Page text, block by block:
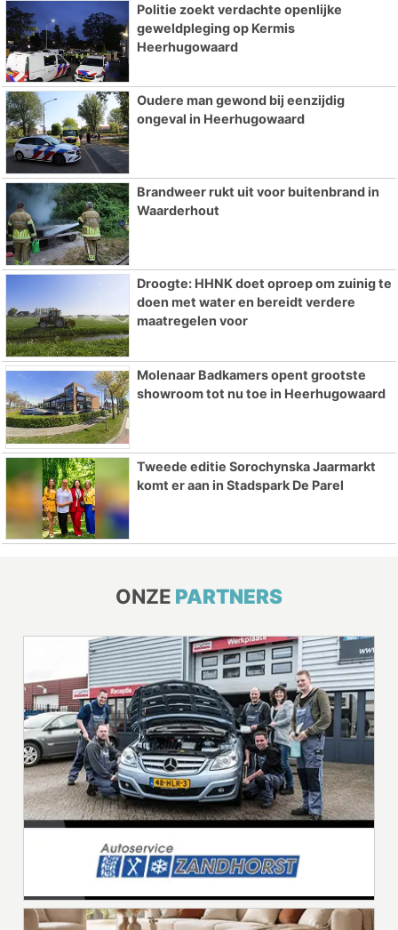
Politie zoekt verdachte openlijke
geweldpleging op Kermis
Heerhugowaard
Oudere man gewond bij eenzijdig
ongeval in Heerhugowaard
Brandweer rukt uit voor buitenbrand in
Waarderhout
Droogte: HHNK doet oproep om zuinig te
doen met water en bereidt verdere
maatregelen voor
Molenaar Badkamers opent grootste
showroom tot nu toe in Heerhugowaard
Tweede editie Sorochynska Jaarmarkt
komt er aan in Stadspark De Parel
ONZE PARTNERS